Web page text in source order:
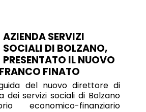
AZIENDA SERVIZI
SOCIALI DI BOLZANO,
PRESENTATO IL NUOVO
FINATO
del nuovo direttore di
dei servizi sociali di Bolzano
economico-finanziario